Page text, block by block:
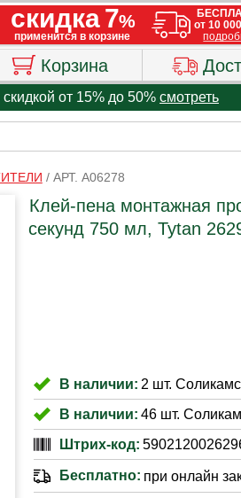
Корзина
от 15% до 50% смотреть
/ АРТ. A06278
Клей-пена монтажная
секунд 750 мл, Tytan
В наличии: 2 шт.
В наличии: 46 шт.
Штрих-код:
Бесплатно: при онлайн